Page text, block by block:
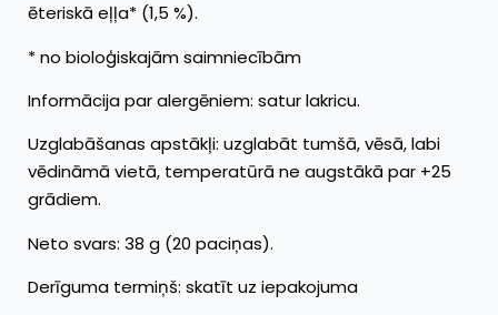
ēteriskā eļļa* (1,5 %).
* no bioloģiskajām saimniecībām
Informācija par alergēniem: satur lakricu.
Uzglabāšanas apstākļi: uzglabāt tumšā, vēsā, labi
vēdināmā vietā, temperatūrā ne augstākā par +25
grādiem.
Neto svars: 38 g (20 paciņas).
Derīguma termiņš: skatīt uz iepakojuma